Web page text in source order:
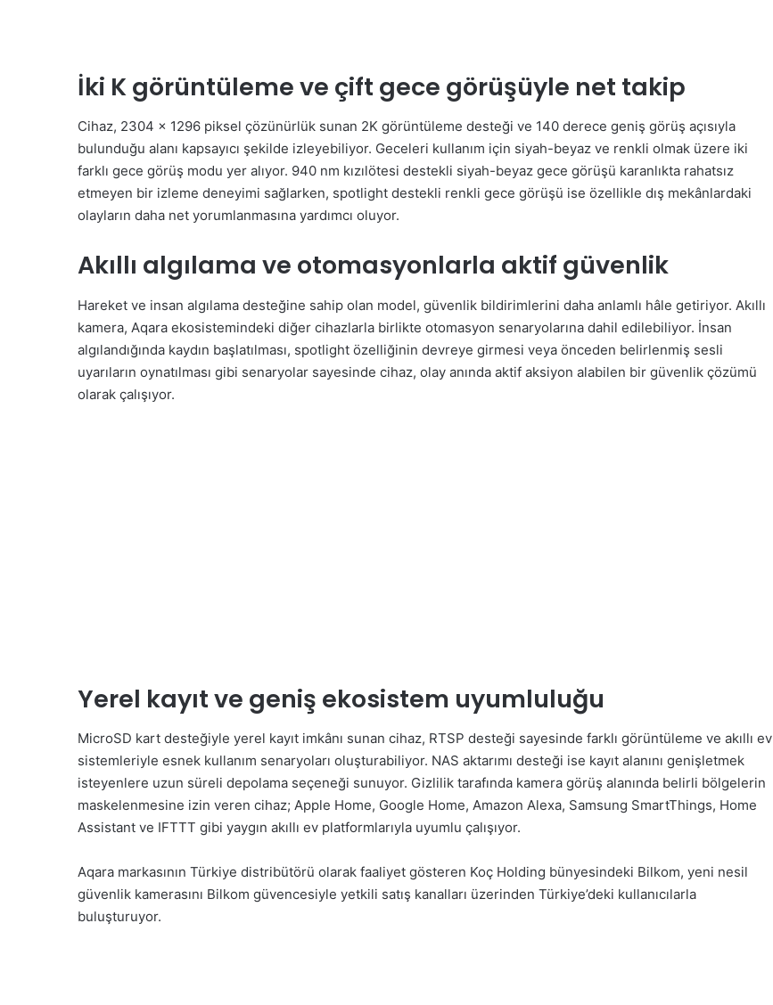
İki K görüntüleme ve çift gece görüşüyle net takip
Cihaz, 2304 x 1296 piksel çözünürlük sunan 2K görüntüleme desteği ve 140 derece geniş görüş açısıyla
bulunduğu alanı kapsayıcı şekilde izleyebiliyor. Geceleri kullanım için siyah-beyaz ve renkli olmak üzere iki
farklı gece görüş modu yer alıyor. 940 nm kızılötesi destekli siyah-beyaz gece görüşü karanlıkta rahatsız
etmeyen bir izleme deneyimi sağlarken, spotlight destekli renkli gece görüşü ise özellikle dış mekânlardaki
olayların daha net yorumlanmasına yardımcı oluyor.
Akıllı algılama ve otomasyonlarla aktif güvenlik
Hareket ve insan algılama desteğine sahip olan model, güvenlik bildirimlerini daha anlamlı hâle getiriyor. Akıllı
kamera, Aqara ekosistemindeki diğer cihazlarla birlikte otomasyon senaryolarına dahil edilebiliyor. İnsan
algılandığında kaydın başlatılması, spotlight özelliğinin devreye girmesi veya önceden belirlenmiş sesli
uyarıların oynatılması gibi senaryolar sayesinde cihaz, olay anında aktif aksiyon alabilen bir güvenlik çözümü
olarak çalışıyor.
Yerel kayıt ve geniş ekosistem uyumluluğu
MicroSD kart desteğiyle yerel kayıt imkânı sunan cihaz, RTSP desteği sayesinde farklı görüntüleme ve akıllı ev
sistemleriyle esnek kullanım senaryoları oluşturabiliyor. NAS aktarımı desteği ise kayıt alanını genişletmek
isteyenlere uzun süreli depolama seçeneği sunuyor. Gizlilik tarafında kamera görüş alanında belirli bölgelerin
maskelenmesine izin veren cihaz; Apple Home, Google Home, Amazon Alexa, Samsung SmartThings, Home
Assistant ve IFTTT gibi yaygın akıllı ev platformlarıyla uyumlu çalışıyor.
Aqara markasının Türkiye distribütörü olarak faaliyet gösteren Koç Holding bünyesindeki Bilkom, yeni nesil
güvenlik kamerasını Bilkom güvencesiyle yetkili satış kanalları üzerinden Türkiye’deki kullanıcılarla
buluşturuyor.